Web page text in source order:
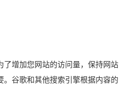
了增加您网站的访问量，保持网站
。谷歌和其他搜索引擎根据内容的